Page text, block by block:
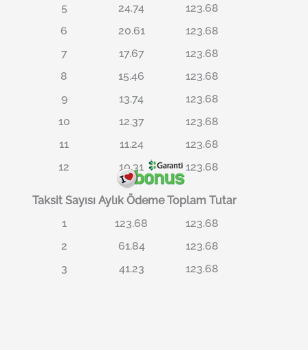
5
24.74
123.68
6
20.61
123.68
7
17.67
123.68
8
15.46
123.68
9
13.74
123.68
10
12.37
123.68
11
11.24
123.68
12
10.31 123.68
Taksit Sayısı Aylık Ödeme Toplam Tutar
1
123.68
123.68
2
61.84
123.68
3
41.23 123.68